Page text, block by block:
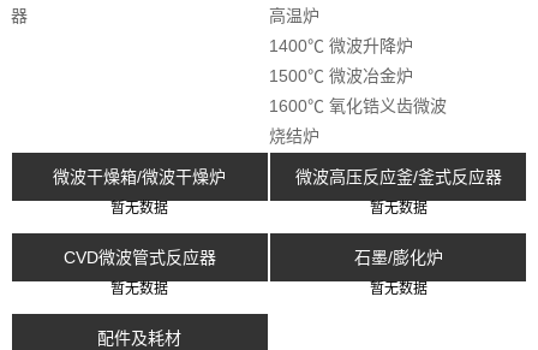
器
高温炉
1400℃ 微波升降炉
1500℃ 微波冶金炉
1600℃ 氧化锆义齿微波
烧结炉
微波干燥箱/微波干燥炉
暂无数据
微波高压反应釜/釜式反应器
暂无数据
CVD微波管式反应器
暂无数据
石墨/膨化炉
暂无数据
配件及耗材